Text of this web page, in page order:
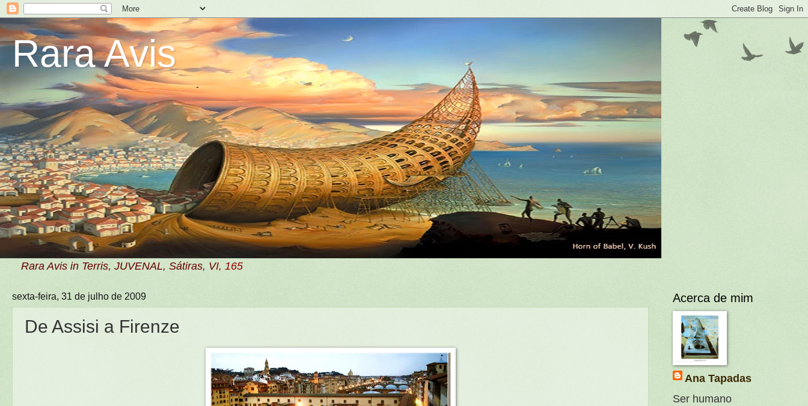
Rara Avis
Rara Avis in Terris, JUVENAL, Sátiras, VI, 165
sexta-feira, 31 de julho de 2009
De Assisi a Firenze
Acerca de mim
Ana Tapadas
Ser humano